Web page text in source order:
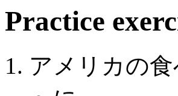
Practice
アメリカの